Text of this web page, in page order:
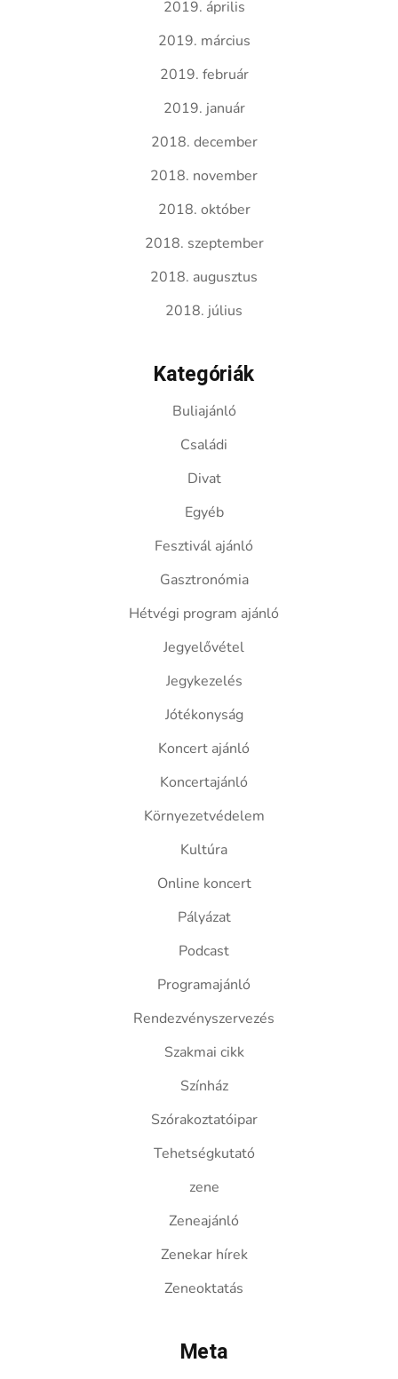
2019. április
2019. március
2019. február
2019. január
2018. december
2018. november
2018. október
2018. szeptember
2018. augusztus
2018. július
Kategóriák
Buliajánló
Családi
Divat
Egyéb
Fesztivál ajánló
Gasztronómia
Hétvégi program ajánló
Jegyelővétel
Jegykezelés
Jótékonyság
Koncert ajánló
Koncertajánló
Környezetvédelem
Kultúra
Online koncert
Pályázat
Podcast
Programajánló
Rendezvényszervezés
Szakmai cikk
Színház
Szórakoztatóipar
Tehetségkutató
zene
Zeneajánló
Zenekar hírek
Zeneoktatás
Meta